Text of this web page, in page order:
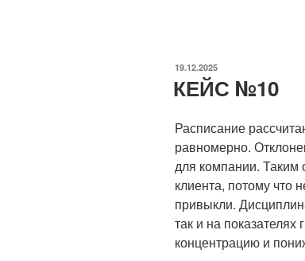
ОПУБЛИКОВАНО
19.12.2025
КЕЙС №10
Расписание
равномерно.
для компании.
клиента, потому что
привыкли.
так и на
концентрацию и